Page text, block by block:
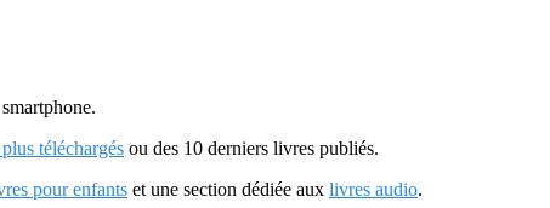
téléchargés ou des 10 derniers livres publiés.
pour enfants et une section dédiée aux livres audio.